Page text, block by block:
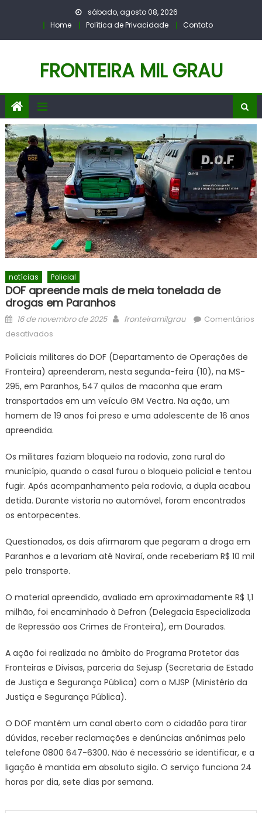
sábado, agosto 08, 2026
Home
Política de Privacidade Contato
FRONTEIRA MIL GRAU
notícias Policial
DOF apreende mais de meia tonelada de
drogas em Paranhos
Posted
on
16 de novembro de 2025 Author
fronteiramilgrau
Comentários
desativadosem
apreende
mais
de
meia
tonelada
em
Paranhos
Policiais militares do DOF (Departamento de Operações de
Fronteira) apreenderam, nesta segunda-feira (10), na MS-
295, em Paranhos, 547 quilos de maconha que eram
transportados em um veículo GM Vectra. Na ação, um
homem de 19 anos foi preso e uma adolescente de 16 anos
apreendida.
Os militares faziam bloqueio na rodovia, zona rural do
município, quando o casal furou o bloqueio policial e tentou
fugir. Após acompanhamento pela rodovia, a dupla acabou
detida. Durante vistoria no automóvel, foram encontrados
os entorpecentes.
Questionados, os dois afirmaram que pegaram a droga em
Paranhos e a levariam até Naviraí, onde receberiam R$ 10 mil
pelo transporte.
O material apreendido, avaliado em aproximadamente R$ 1,1
milhão, foi encaminhado à Defron (Delegacia Especializada
de Repressão aos Crimes de Fronteira), em Dourados.
A ação foi realizada no âmbito do Programa Protetor das
Fronteiras e Divisas, parceria da Sejusp (Secretaria de Estado
de Justiça e Segurança Pública) com o MJSP (Ministério da
Justiça e Segurança Pública).
O DOF mantém um canal aberto com o cidadão para tirar
dúvidas, receber reclamações e denúncias anônimas pelo
telefone 0800 647-6300. Não é necessário se identificar, e a
ligação é mantida em absoluto sigilo. O serviço funciona 24
horas por dia, sete dias por semana.